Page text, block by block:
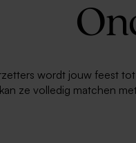
wordt jouw feest
ze volledig matchen